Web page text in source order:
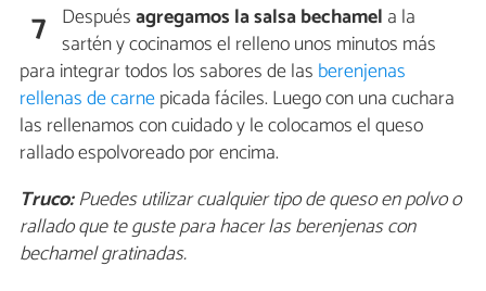
7 Despuésagregamos la salsa bechamel a la
sartén y cocinamos el relleno unos minutos más
para integrar todos los sabores de las berenjenas
rellenas de carnepicada fáciles. Luego con una cuchara
las rellenamos con cuidado y le colocamos el queso
rallado espolvoreado por encima.
Truco:Puedes utilizar cualquier tipo de queso en polvo o
rallado que te guste para hacer las berenjenas con
bechamel gratinadas.